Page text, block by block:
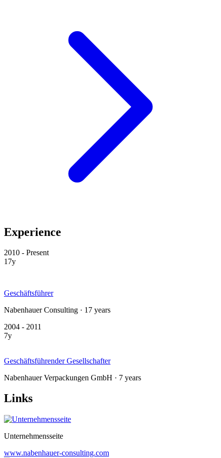
Experience
2010 - Present
17y
Geschäftsführer
Nabenhauer Consulting · 17 years
2004 - 2011
7y
Geschäftsführender Gesellschafter
Nabenhauer Verpackungen GmbH · 7 years
Links
Unternehmensseite
www.nabenhauer-consulting.com